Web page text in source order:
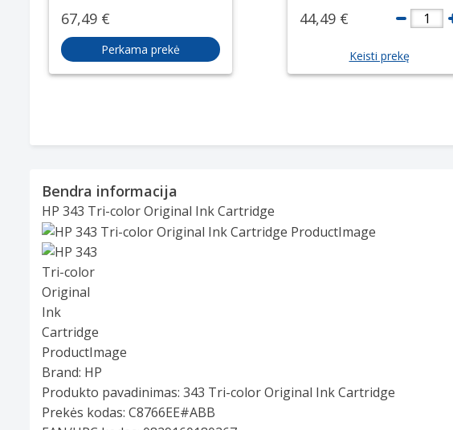
67,49 €
Perkama prekė
44,49 € 1
Keisti prekę
Bendra informacija
HP 343 Tri-color Original Ink Cartridge
Slide 1 of 1
Brand: HP
Produkto pavadinimas: 343 Tri-color Original Ink Cartridge
Prekės kodas: C8766EE#ABB